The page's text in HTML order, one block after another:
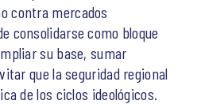
contra mercados
consolidarse como bloque
su base, sumar
que la seguridad regional
de los ciclos ideológicos.